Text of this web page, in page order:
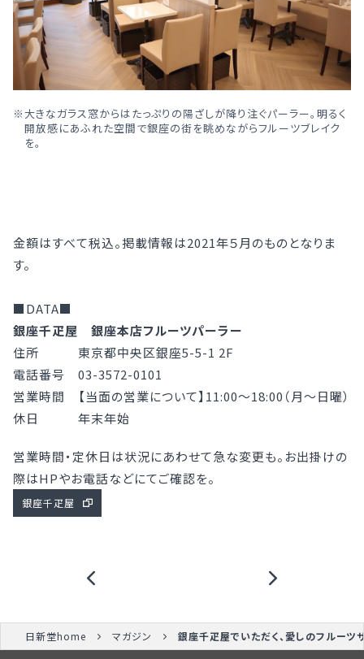
大きなガラス窓からはたっぷりの陽ざしが降り注ぐパーラー。明るく
開放感にあふれた空間で銀座の街を眺めながらフルーツブレイク
を。
金額はすべて税込。掲載情報は2021年５月のものとなりま
す。
■DATA■
銀座千疋屋 銀座本店フルーツパーラー
住所 東京都中央区銀座5-5-1 2F
電話番号 03-3572-0101
営業時間 【当面の営業について】11:00〜18:00（月〜日曜）
休日 年末年始
営業時間・定休日は状況にあわせて急な変更も。お出掛けの
際はHPやお電話などにてご確認を。
銀座千疋屋
日新堂home マガジン 銀座千疋屋でいただく、愛しのフルーツ